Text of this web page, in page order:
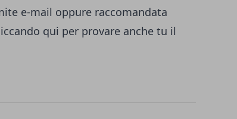
e-mail oppure raccomandata
qui per provare anche tu il